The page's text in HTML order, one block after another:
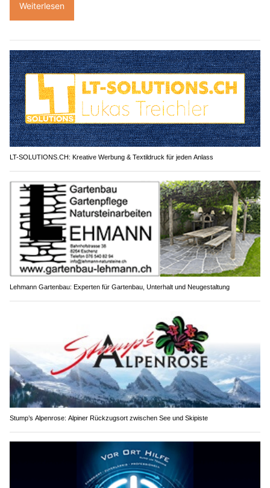
Weiterlesen
LT-SOLUTIONS.CH: Kreative Werbung & Textildruck für jeden Anlass
Lehmann Gartenbau: Experten für Gartenbau, Unterhalt und Neugestaltung
Stump’s Alpenrose: Alpiner Rückzugsort zwischen See und Skipiste